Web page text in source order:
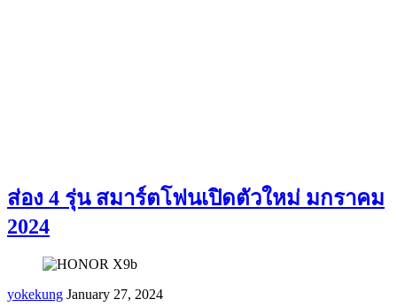
ส่อง 4 รุ่น สมาร์ตโฟนเปิดตัวใหม่ มกราคม
2024
yokekung January 27, 2024